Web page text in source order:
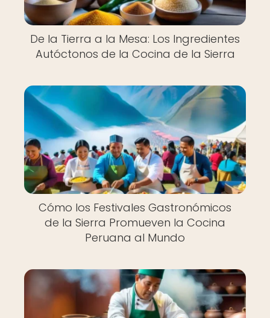
De la Tierra a la Mesa: Los Ingredientes
Autóctonos de la Cocina de la Sierra
Cómo los Festivales Gastronómicos
de la Sierra Promueven la Cocina
Peruana al Mundo